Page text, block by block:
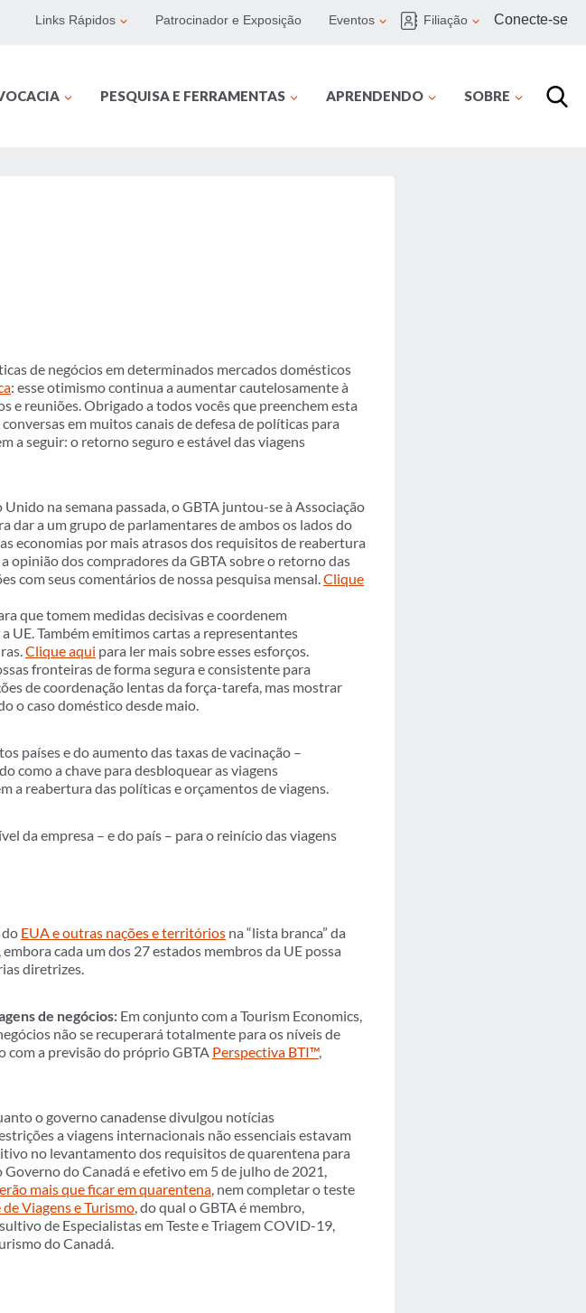
Links Rápidos Patrocinador e Exposição Eventos Filiação Conecte-se
PESQUISA E FERRAMENTAS APRENDENDO SOBRE
de negócios em determinados mercados domésticos
: esse otimismo continua a aumentar cautelosamente à
e reuniões. Obrigado a todos vocês que preenchem esta
em muitos canais de defesa de políticas para
a seguir: o retorno seguro e estável das viagens
na semana passada, o GBTA juntou-se à Associação
dar a um grupo de parlamentares de ambos os lados do
economias por mais atrasos dos requisitos de reabertura
opinião dos compradores da GBTA sobre o retorno das
com seus comentários de nossa pesquisa mensal.Clique
que tomem medidas decisivas e coordenem
UE. Também emitimos cartas a representantes
Clique aqui para ler mais sobre esses esforços.
fronteiras de forma segura e consistente para
de coordenação lentas da força-tarefa, mas mostrar
o caso doméstico desde maio.
países e do aumento das taxas de vacinação –
como a chave para desbloquear as viagens
a reabertura das políticas e orçamentos de viagens.
da empresa – e do país – para o reinício das viagens
EUA e outras nações e territórios na “lista branca” da
cada um dos 27 estados membros da UE possa
diretrizes.
de negócios: Em conjunto com a Tourism Economics,
não se recuperará totalmente para os níveis de
com a previsão do próprio GBTA Perspectiva BTI™,
o governo canadense divulgou notícias
a viagens internacionais não essenciais estavam
no levantamento dos requisitos de quarentena para
do Canadá e efetivo em 5 de julho de 2021,
mais que ficar em quarentena, nem completar o teste
Viagens e Turismo, do qual o GBTA é membro,
de Especialistas em Teste e Triagem COVID-19,
do Canadá.